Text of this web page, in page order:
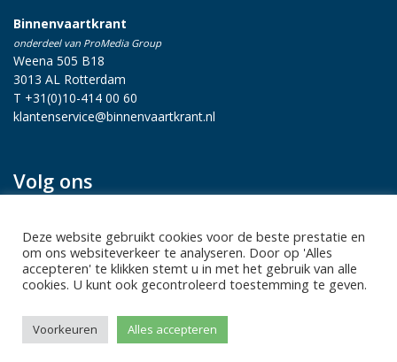
Binnenvaartkrant
onderdeel van ProMedia Group
Weena 505 B18
3013 AL Rotterdam
T +31(0)10-414 00 60
klantenservice@binnenvaartkrant.nl
Volg ons
Privacy statement|Sitemap|Disclaimer
rechten voorbehouden
Deze website gebruikt cookies voor de beste prestatie en
om ons websiteverkeer te analyseren. Door op 'Alles
accepteren' te klikken stemt u in met het gebruik van alle
cookies. U kunt ook gecontroleerd toestemming te geven.
Voorkeuren Alles accepteren